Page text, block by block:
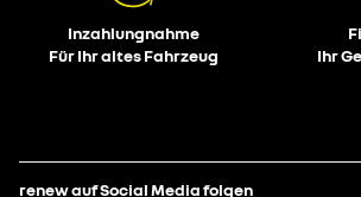
Inzahlungnahme
Für Ihr altes Fahrzeug
Ihr
renew auf Social Media folgen